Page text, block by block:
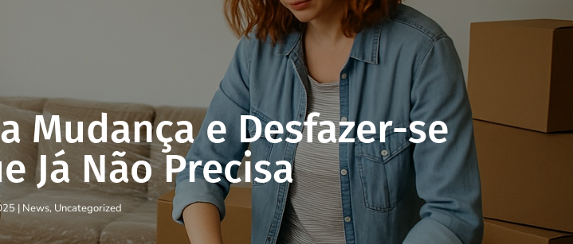
Mudança e Desfazer-se
Já Não Precisa
| News, Uncategorized